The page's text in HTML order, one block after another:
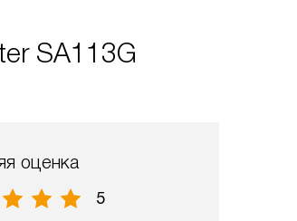
SA113G
оценка
5